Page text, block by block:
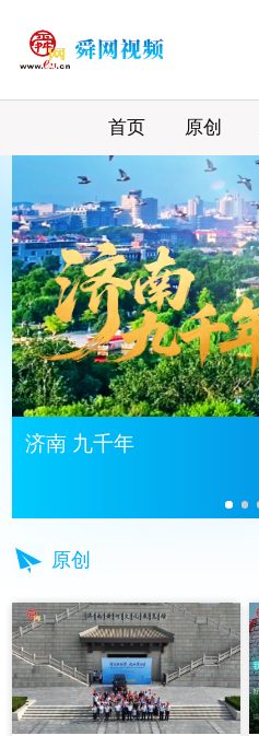
首页 原创
济南 九千年
原创